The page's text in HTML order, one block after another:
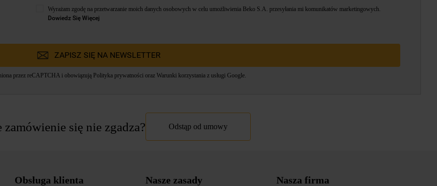
Wyrażam zgodę na przetwarzanie moich danych osobowych w celu umożliwienia Beko S.A. przesyłania mi komunikatów marketingowych.
Dowiedz Się Więcej
ZAPISZ SIĘ NA NEWSLETTER
przez reCAPTCHA i obowiązują Polityka prywatności oraz Warunki korzystania z usługi Google.
się nie zgadza? Odstąp od umowy
Obsługa klienta Nasze zasady Nasza firma